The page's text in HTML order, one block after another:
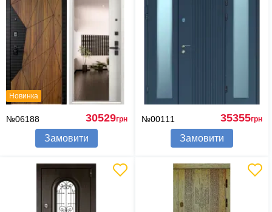
Новинка
№06188 30529грн
Замовити
№00111 35355грн
Замовити